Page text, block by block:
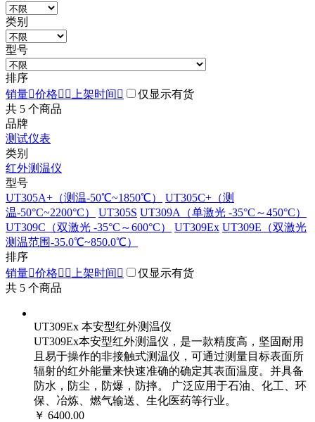
类别
型号
排序
销量价格  上架时间 
仅显示有货
共 5 个商品
品牌
测试仪表
类别
红外测温仪
型号
UT305A+（测温-50℃~1850℃）
UT305C+（测
温-50°C~2200°C）
UT305S UT309A（单激光 -35°C～450°C）
UT309C（双激光 -35°C～600°C）
UT309Ex UT309E（双激光
测温范围-35.0℃~850.0℃）
排序
销量价格  上架时间 
仅显示有货
共 5 个商品
UT309Ex 本安型红外测温仪
UT309Ex本安型红外测温仪，是一款精度高，坚固耐用
且易于操作的非接触式测温仪，可通过测量目标表面所
辐射的红外能量来快速准确的确定其表面温度。并具备
防水，防尘，防爆，防摔。 广泛应用于石油、化工、环
保、冶炼、燃气输送、生化医药等行业。
￥ 6400.00